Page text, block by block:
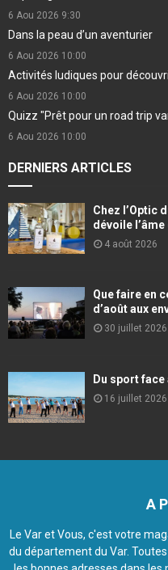
6 Aou 2026 9:30
Dans la peau d’un aventurier
6 Aou 2026 10:00
Activités ludiques pour
6 Aou 2026 10:00
Quizz "Prêt pour un road trip
6 Aou 2026 10:00
DERNIERS ARTICLES
Chez l’Optic
dévoile l’âme
4 août 2026
Que faire en
d’août aux
30 juillet 2026
Du sport face
16 juillet 2026
A
Le Var et Vous, c'est votre
du département du Var.